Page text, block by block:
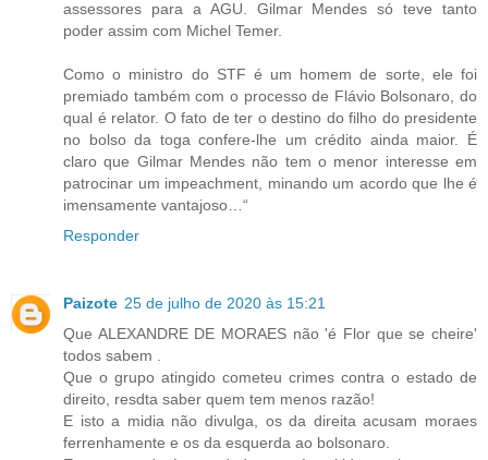
assessores para a AGU. Gilmar Mendes só teve tanto
poder assim com Michel Temer.
Como o ministro do STF é um homem de sorte, ele foi
premiado também com o processo de Flávio Bolsonaro, do
qual é relator. O fato de ter o destino do filho do presidente
no bolso da toga confere-lhe um crédito ainda maior. É
claro que Gilmar Mendes não tem o menor interesse em
patrocinar um impeachment, minando um acordo que lhe é
imensamente vantajoso…“
Responder
Paizote 25 de julho de 2020 às 15:21
Que ALEXANDRE DE MORAES não 'é Flor que se cheire'
todos sabem .
Que o grupo atingido cometeu crimes contra o estado de
direito, resdta saber quem tem menos razão!
E isto a midia não divulga, os da direita acusam moraes
ferrenhamente e os da esquerda ao bolsonaro.